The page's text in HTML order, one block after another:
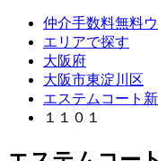
仲介手数料無料
エリアで探す
大阪府
大阪市東淀川区
エステムコート
１１０１